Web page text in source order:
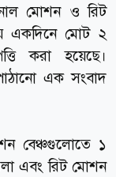
মোশন ও রিট
একদিনে মোট ২
করা হয়েছে।
এক সংবাদ
বেঞ্চগুলোতে ১
এবং রিট মোশন